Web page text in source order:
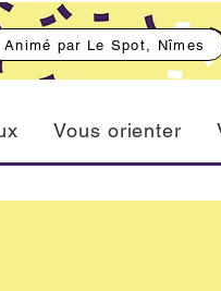
Animé par Le Spot, Nîmes
Vous orienter